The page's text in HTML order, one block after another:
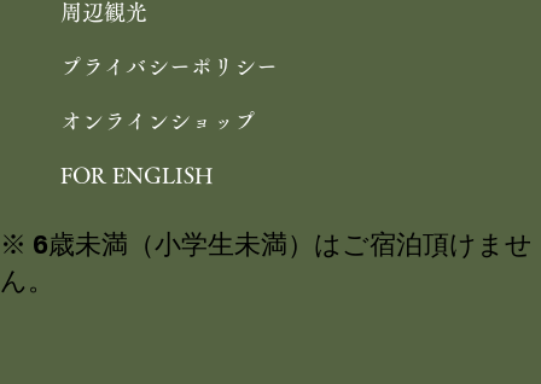
周辺観光
プライバシーポリシー
オンラインショップ
FOR ENGLISH
※ 6歳未満（小学生未満）はご宿泊頂けませ
ん。